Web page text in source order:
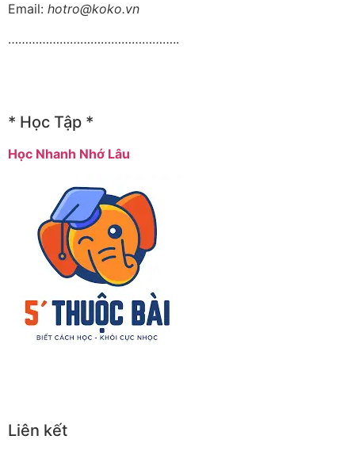
Email: hotro@koko.vn
…………………………………………..
* Học Tập *
Học Nhanh Nhớ Lâu
Liên kết